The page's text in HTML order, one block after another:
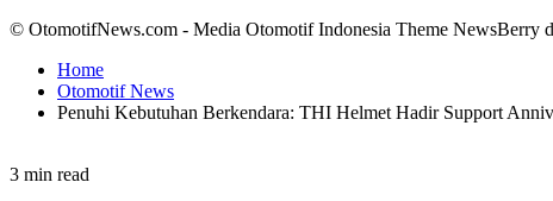
© OtomotifNews.com - Media Otomotif Indonesia Theme NewsBerry
Home
Otomotif News
Penuhi Kebutuhan Berkendara: THI Helmet Hadir Support
Estimated
3 min read